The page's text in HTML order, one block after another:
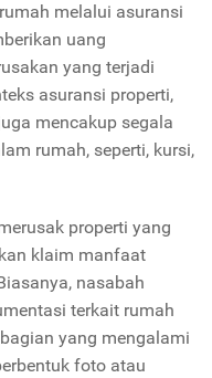
melalui asuransi
uang
yang terjadi
asuransi properti,
mencakup segala
rumah, seperti, kursi,
properti yang
klaim manfaat
nasabah
terkait rumah
yang mengalami
foto atau